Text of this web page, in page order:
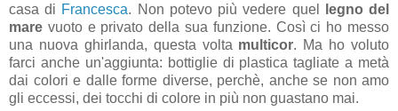
casa di Francesca. Non potevo più vedere quel
legno del
mare vuoto e privato della sua funzione. Così ci ho messo
una nuova ghirlanda, questa volta multicor. Ma ho voluto
farci anche un'aggiunta: bottiglie di plastica tagliate a metà
dai colori e dalle forme diverse, perchè, anche se non amo
gli eccessi, dei tocchi di colore in più non guastano mai.